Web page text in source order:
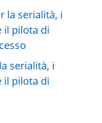
serialità, i
il pilota di